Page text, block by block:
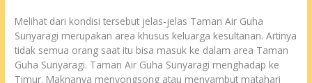
Melihat dari kondisi tersebut jelas-jelas Taman Air Guha
Sunyaragi merupakan area khusus keluarga kesultanan. Artinya
tidak semua orang saat itu bisa masuk ke dalam area Taman
Guha Sunyaragi. Taman Air Guha Sunyaragi menghadap ke
Timur. Maknanya menyongsong atau menyambut matahari